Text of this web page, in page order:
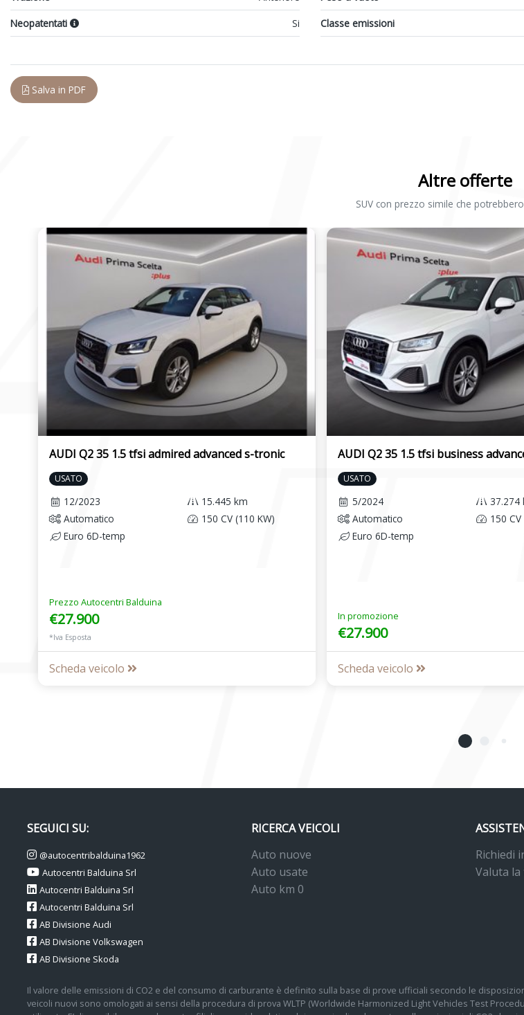
Neopatentati
Si Classe emissioni
Salva in PDF
Altre offerte
SUV con prezzo simile che
AUDI Q2 35 1.5 tfsi admired advanced s-tronic
USATO
12/2023
15.445 km
Automatico
150 CV (110 KW)
Euro 6D-temp
Prezzo Autocentri Balduina
€27.900
*Iva Esposta
Scheda veicolo
AUDI Q2 35 1.5 tfsi business
USATO
5/2024
37.274
Automatico
150
Euro 6D-temp
In promozione
€27.900
Scheda veicolo
SEGUICI SU:
@autocentribalduina1962
Autocentri Balduina Srl
Autocentri Balduina Srl
Autocentri Balduina Srl
AB Divisione Audi
AB Divisione Volkswagen
AB Divisione Skoda
RICERCA VEICOLI
Auto nuove
Auto usate
Auto km 0
Richiedi
Valuta
Il valore delle emissioni di CO2 e del consumo di carburante è definito sulla base di prove ufficiali secondo le
veicoli nuovi sono omologati ai sensi della procedura di prova WLTP (Worldwide Harmonized Light Vehicles Test